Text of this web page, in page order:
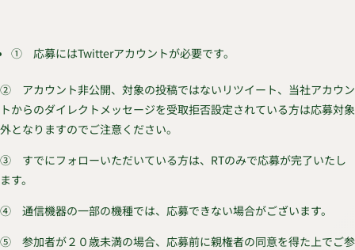
① 応募にはTwitterアカウントが必要です。
② アカウント非公開、対象の投稿ではないリツイート、当社アカウン
トからのダイレクトメッセージを受取拒否設定されている方は応募対象
外となりますのでご注意ください。
③ すでにフォローいただいている方は、RTのみで応募が完了いたし
ます。
④ 通信機器の一部の機種では、応募できない場合がございます。
➄ 参加者が２０歳未満の場合、応募前に親権者の同意を得た上でご参